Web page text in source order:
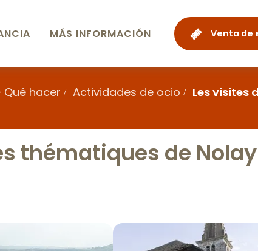
Venta de
MÁS INFORMACIÓN
hacer Actividades de ocio Les visites
thématiques de Nolay